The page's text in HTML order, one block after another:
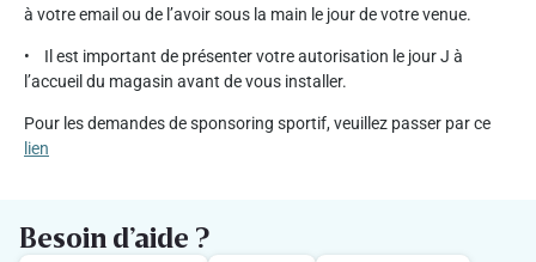
à votre email ou de l’avoir sous la main le jour de votre venue.
• Il est important de présenter votre autorisation le jour J à
l’accueil du magasin avant de vous installer.
Pour les demandes de sponsoring sportif, veuillez passer par ce
lien
Besoin d’aide ?